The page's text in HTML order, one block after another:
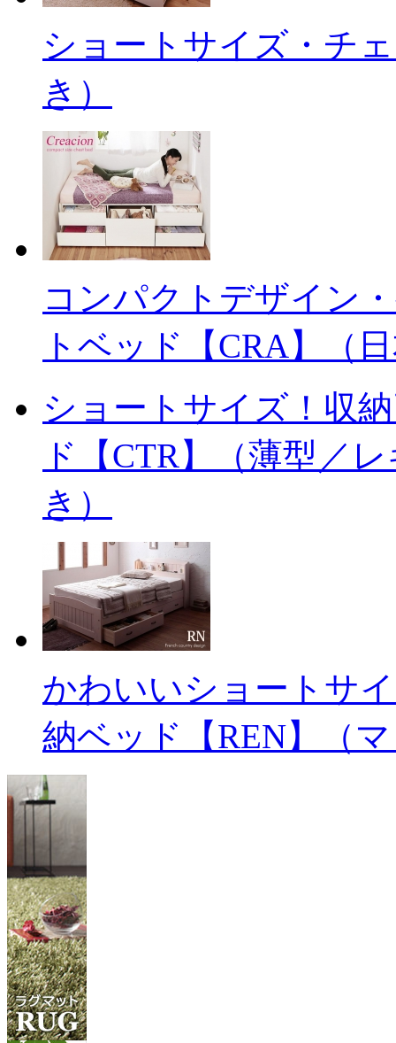
ショートサイズ・チ
き）
コンパクトデザイン
トベッド【CRA】（
ショートサイズ！収
ド【CTR】（薄型／
き）
かわいいショートサ
納ベッド【REN】（